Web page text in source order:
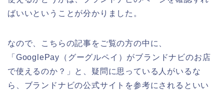
ばいいということが分かりました。
なので、こちらの記事をご覧の方の中に、
「GooglePay（グーグルペイ）がブランドナビのお店
で使えるのか？」と、疑問に思っている人がいるな
ら、ブランドナビの公式サイトを参考にされるといい